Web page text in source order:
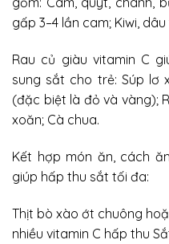
gấp 3–4 lần cam; Kiwi,
Rau củ giàu vitamin C
sung sắt cho trẻ: Súp lơ
(đặc biệt là đỏ và vàng);
xoăn; Cà chua.
Kết hợp món ăn, cách
giúp hấp thu sắt tối đa:
Thịt bò xào ớt chuông
nhiều vitamin C hấp thu